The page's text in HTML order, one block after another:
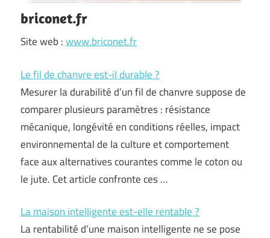
briconet.fr
Site web :www.briconet.fr
Le fil de chanvre est-il durable ?
Mesurer la durabilité d’un fil de chanvre suppose de
comparer plusieurs paramètres : résistance
mécanique, longévité en conditions réelles, impact
environnemental de la culture et comportement
face aux alternatives courantes comme le coton ou
le jute. Cet article confronte ces …
La maison intelligente est-elle rentable ?
La rentabilité d’une maison intelligente ne se pose